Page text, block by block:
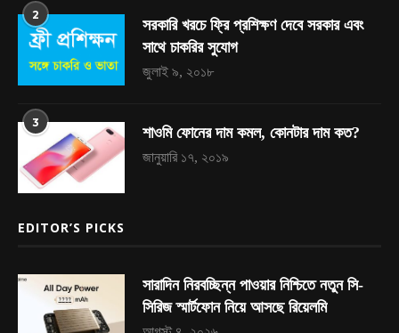
2
সরকারি খরচে ফ্রি প্রশিক্ষণ দেবে সরকার এবং
সাথে চাকরির সুযোগ
জুলাই ৯, ২০১৮
3
শাওমি ফোনের দাম কমল, কোনটার দাম কত?
জানুয়ারি ১৭, ২০১৯
EDITOR’S PICKS
সারাদিন নিরবচ্ছিন্ন পাওয়ার নিশ্চিতে নতুন সি-
সিরিজ স্মার্টফোন নিয়ে আসছে রিয়েলমি